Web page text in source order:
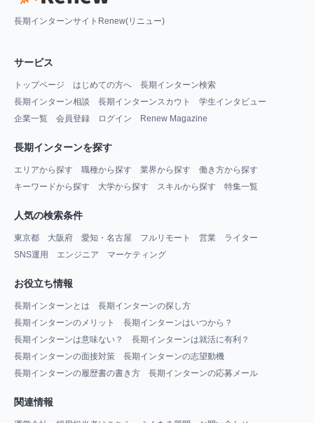
長期インターンサイトRenew(リニュー)
サービス
トップページ はじめての方へ
長期インターン検索
長期インターン相談
長期インターンスカウト
学生インタビュー
企業一覧
会員登録 ログイン Renew Magazine
長期インターンを探す
エリアから探す 職種から探す 業界から探す
働き方から探す
キーワードから探す
大学から探す スキルから探す 特集一覧
人気の検索条件
東京都 大阪府 愛知・名古屋 フルリモート 営業
ライター
SNS運用
エンジニア マーケティング
お役立ち情報
長期インターンとは
長期インターンの探し方
長期インターンのメリット
長期インターンはいつから？
長期インターンは意味ない？
長期インターンは就活に有利？
長期インターンの面接対策
長期インターンの志望動機
長期インターンの履歴書の書き方
長期インターンの応募メール
関連情報